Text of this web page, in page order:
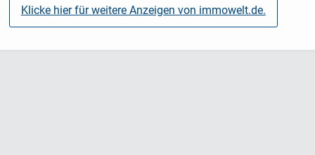
Massive Echtholztreppe mit Handlauf (nicht bei
Bungalows)
Klicke hier für weitere Anzeigen von immowelt.de.